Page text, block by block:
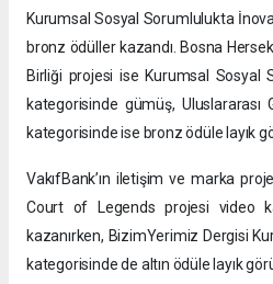
Kurumsal Sosyal Sorumlulukta
bronz ödüller kazandı. Bosna
Birliği projesi ise Kurumsal Sosyal
kategorisinde gümüş, Uluslararası
kategorisinde ise bronz ödüle layık
VakıfBank’ın iletişim ve marka
Court of Legends projesi video
kazanırken, BizimYerimiz Dergisi
kategorisinde de altın ödüle layık